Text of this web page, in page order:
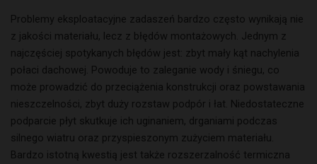
Problemy eksploatacyjne zadaszeń bardzo często wynikają nie
z jakości materiału, lecz z błędów montażowych. Jednym z
najczęściej spotykanych błędów jest: zbyt mały kąt nachylenia
połaci dachowej. Powoduje to zaleganie wody i śniegu, co
może prowadzić do przeciążenia konstrukcji oraz powstawania
nieszczelności, zbyt duży rozstaw podpór i łat. Niedostateczne
podparcie płyt skutkuje ich uginaniem, drganiami podczas
silnego wiatru oraz przyspieszonym zużyciem materiału.
Bardzo istotną kwestią jest także rozszerzalność termiczna